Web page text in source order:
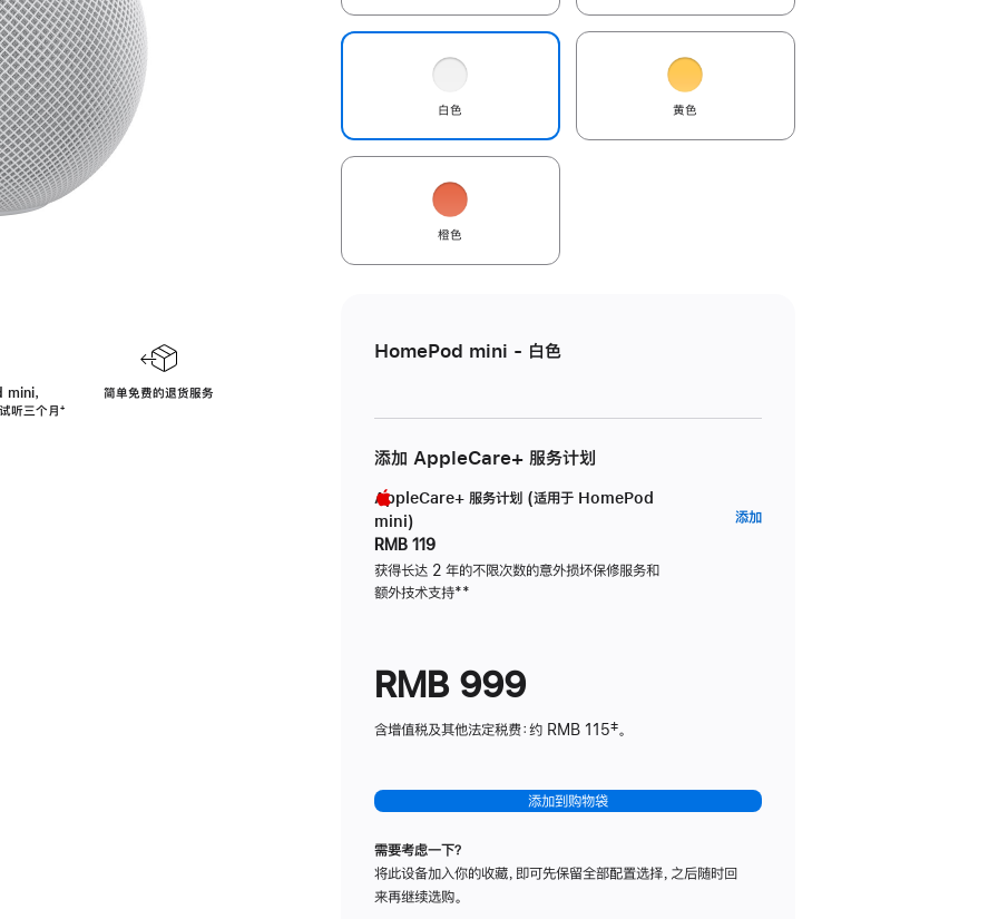
，
听三个月脚
⁺
简单免费的退货服务
白色 黄色
橙色
HomePod mini - 白色
添加 AppleCare+ 服务计划
AppleCare+ 服务计划 (适用于 HomePod
mini)
RMB 119
获得长达 2 年的不限次数的意外损坏保修服务和
额外技术支持脚
**
添加AppleCare+
RMB 999
含增值税及其他法定税费：约 RMB 115‡。
添加到购物袋
需要考虑一下？
将此设备加入你的收藏，即可先保留全部配置选择，之后随时回
来再继续选购。